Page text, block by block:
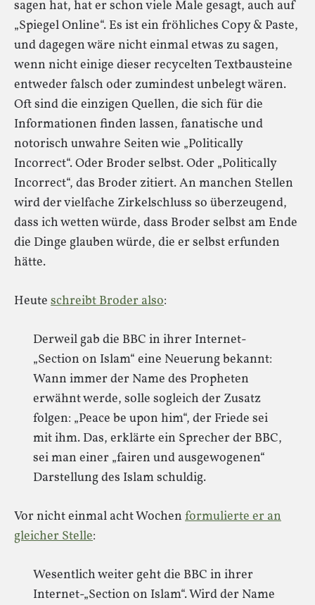
sagen hat, hat er schon viele Male gesagt, auch auf
„Spiegel Online“. Es ist ein fröhliches Copy & Paste,
und dagegen wäre nicht einmal etwas zu sagen,
wenn nicht einige dieser recycelten Textbausteine
entweder falsch oder zumindest unbelegt wären.
Oft sind die einzigen Quellen, die sich für die
Informationen finden lassen, fanatische und
notorisch unwahre Seiten wie „Politically
Incorrect“. Oder Broder selbst. Oder „Politically
Incorrect“, das Broder zitiert. An manchen Stellen
wird der vielfache Zirkelschluss so überzeugend,
dass ich wetten würde, dass Broder selbst am Ende
die Dinge glauben würde, die er selbst erfunden
hätte.
Heute schreibt Broder also:
Derweil gab die BBC in ihrer Internet-
„Section on Islam“ eine Neuerung bekannt:
Wann immer der Name des Propheten
erwähnt werde, solle sogleich der Zusatz
folgen: „Peace be upon him“, der Friede sei
mit ihm. Das, erklärte ein Sprecher der BBC,
sei man einer „fairen und ausgewogenen“
Darstellung des Islam schuldig.
Vor nicht einmal acht Wochen formulierte er an
gleicher Stelle:
Wesentlich weiter geht die BBC in ihrer
Internet-„Section on Islam“. Wird der Name